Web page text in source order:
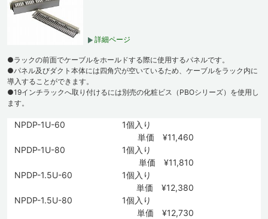
詳細ページ
●ラックの前面でケーブルをホールドする際に使用するパネルです。
●パネル及びダクト本体には四角穴が空いているため、ケーブルをラック内に
導入することができます。
●19インチラックへ取り付けるには別売の化粧ビス（PBOシリーズ）を使用し
ます。
NPDP-1U-60
1個入り
単価 ¥11,460
NPDP-1U-80
1個入り
単価 ¥11,810
NPDP-1.5U-60
1個入り
単価 ¥12,380
NPDP-1.5U-80
1個入り
単価 ¥12,730